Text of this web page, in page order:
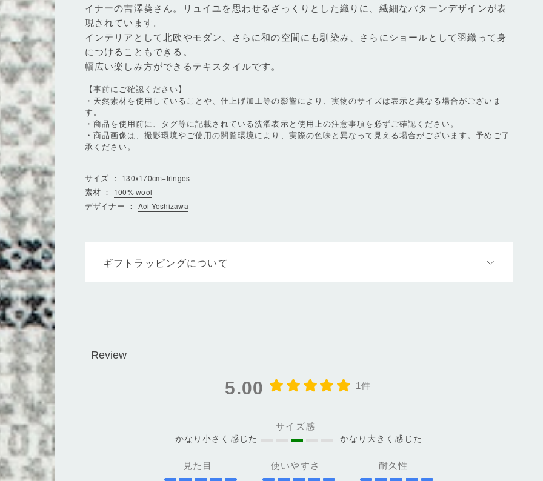
イナーの吉澤葵さん。リュイユを思わせるざっくりとした織りに、繊細なパターンデザインが表
現されています。
インテリアとして北欧やモダン、さらに和の空間にも馴染み、さらにショールとして羽織って身
につけることもできる。
幅広い楽しみ方ができるテキスタイルです。
【事前にご確認ください】
・天然素材を使用していることや、仕上げ加工等の影響により、実物のサイズは表示と異なる場合がございま
す。
・商品を使用前に、タグ等に記載されている洗濯表示と使用上の注意事項を必ずご確認ください。
・商品画像は、撮影環境やご使用の閲覧環境により、実際の色味と異なって見える場合がございます。予めご了
承ください。
サイズ ： 130x170cm+fringes
素材 ： 100% wool
デザイナー ： Aoi Yoshizawa
ギフトラッピングについて
5.00 1件
サイズ感
かなり小さく感じた かなり大きく感じた
見た目 使いやすさ 耐久性